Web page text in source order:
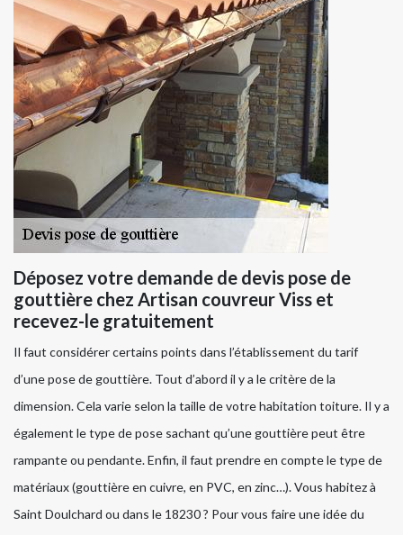
Déposez votre demande de devis pose de
gouttière chez Artisan couvreur Viss et
recevez-le gratuitement
Il faut considérer certains points dans l’établissement du tarif
d’une pose de gouttière. Tout d’abord il y a le critère de la
dimension. Cela varie selon la taille de votre habitation toiture. Il y a
également le type de pose sachant qu’une gouttière peut être
rampante ou pendante. Enfin, il faut prendre en compte le type de
matériaux (gouttière en cuivre, en PVC, en zinc…). Vous habitez à
Saint Doulchard ou dans le 18230 ? Pour vous faire une idée du